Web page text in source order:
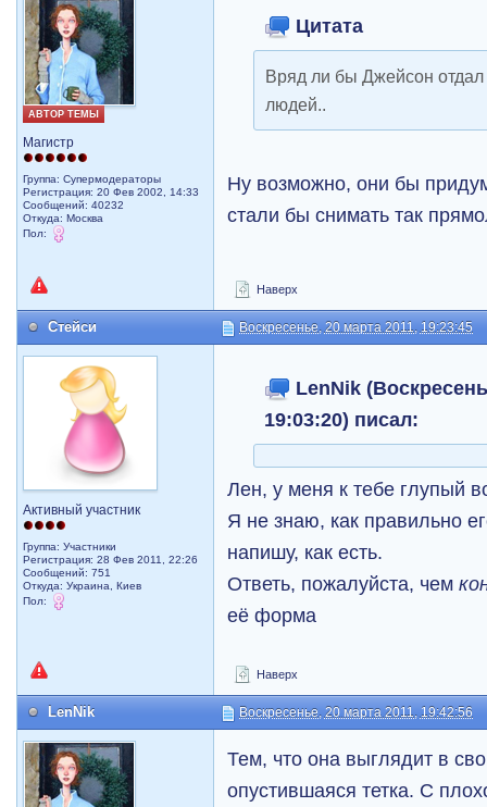
АВТОР ТЕМЫ
Магистр
Группа: Супермодераторы
Регистрация: 20 Фев 2002, 14:33
Сообщений: 40232
Откуда: Москва
Пол:
Цитата
Вряд ли бы Джейсон отдал
людей..
Ну возможно, они бы
стали бы снимать так
Наверх
Стейси Воскресенье, 20 марта 2011, 19:23:45
Активный участник
Группа: Участники
Регистрация: 28 Фев 2011, 22:26
Сообщений: 751
Откуда: Украина, Киев
Пол:
LenNik
19:03:20) писал:
Лен, у меня к тебе глупый
Я не знаю, как правильно
напишу, как есть.
Ответь, пожалуйста, чем
её форма
Наверх
LenNik Воскресенье, 20 марта 2011, 19:42:56
Тем, что она выглядит в
опустившаяся тетка. С